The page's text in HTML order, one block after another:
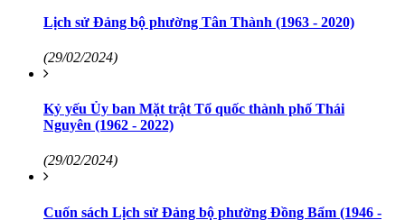
Lịch sử Đảng bộ phường Tân Thành (1963 - 2020)
(29/02/2024)
Kỷ yếu Ủy ban Mặt trật Tổ quốc thành phố Thái
Nguyên (1962 - 2022)
(29/02/2024)
Cuốn sách Lịch sử Đảng bộ phường Đồng Bẩm (1946 -